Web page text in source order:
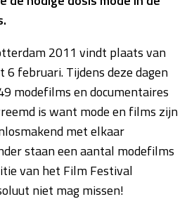
2011 vindt plaats van
februari. Tijdens deze dagen
modefilms en documentaires
is want mode en films zijn
met elkaar
staan een aantal modefilms
van het Film Festival
niet mag missen!